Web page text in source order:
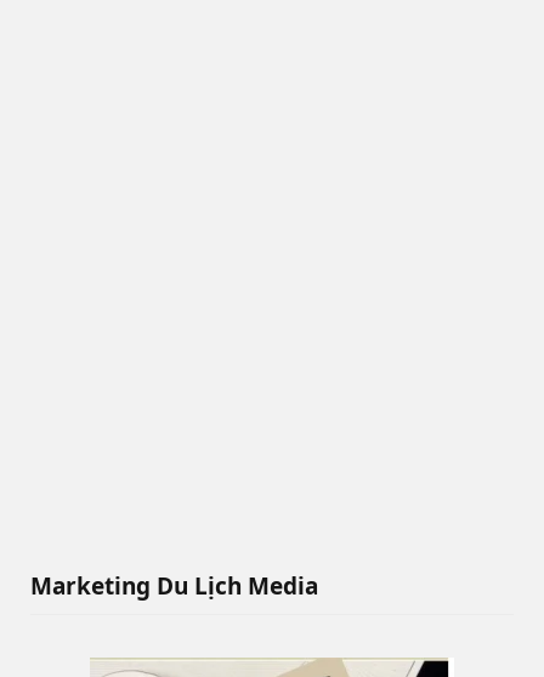
Marketing Du Lịch Media